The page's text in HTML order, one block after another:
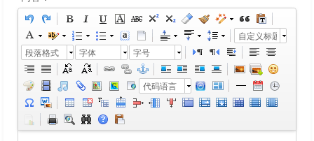
自定义标题
段落格式
字体 字号
代码语言